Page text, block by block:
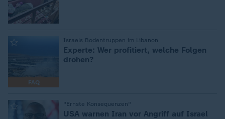
FAQ
Israels Bodentruppen im Libanon
Experte: Wer profitiert, welche Folgen
drohen?
"Ernste Konsequenzen"
USA warnen Iran vor Angriff auf Israel